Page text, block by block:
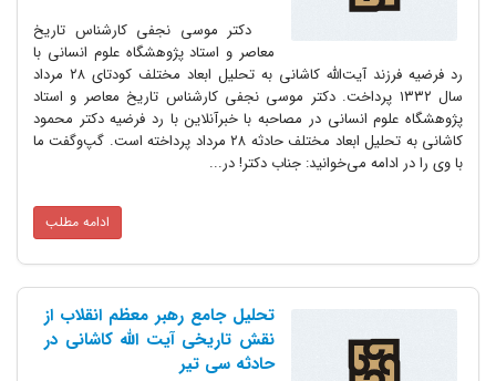
دکتر موسی نجفی کار‌شناس تاریخ
معاصر و استاد پژوهشگاه علوم انسانی با
رد فرضیه فرزند آیت‌الله کاشانی به تحلیل ابعاد مختلف کودتای ۲۸ مرداد
سال ۱۳۳۲ پرداخت. دکتر موسی نجفی کار‌شناس تاریخ معاصر و استاد
پژوهشگاه علوم انسانی در مصاحبه با خبرآنلاین با رد فرضیه دکتر محمود
کاشانی به تحلیل ابعاد مختلف حادثه ۲۸ مرداد پرداخته است. گپ‌و‌گفت ما
با وی را در ادامه می‌خوانید: جناب دکتر! در...
ادامه مطلب
تحلیل جامع رهبر معظم انقلاب از
نقش تاریخی آیت الله کاشانی در
حادثه سی تیر